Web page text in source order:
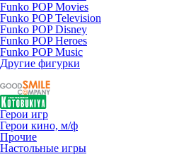
Funko POP Movies
Funko POP Television
Funko POP Disney
Funko POP Heroes
Funko POP Music
Другие фигурки
Герои игр
Герои кино, м/ф
Прочие
Настольные игры